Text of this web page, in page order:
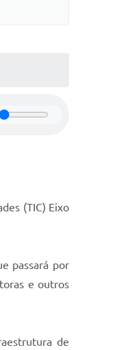
(TIC) Eixo
passará por
e outros
de